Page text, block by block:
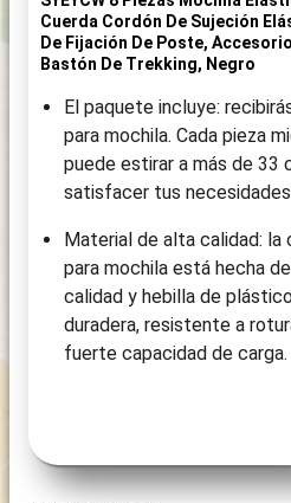
Cuerda Cordón De Sujeción
De Fijación De Poste,
Bastón De Trekking, Negro
El paquete incluye:
para mochila. Cada pieza
puede estirar a más de 33
satisfacer tus necesidades
Material de alta calidad: la
para mochila está hecha
calidad y hebilla de
duradera, resistente a
fuerte capacidad de